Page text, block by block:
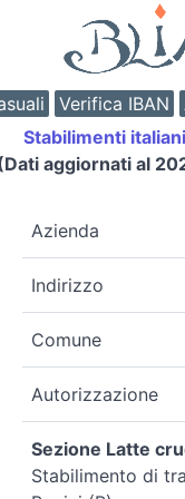
Verifica IBAN
Stabilimenti
aggiornati al
Azienda
Indirizzo
Comune
Autorizzazione
Sezione Latte
Stabilimento di